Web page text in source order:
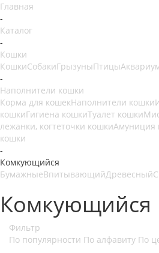
Главная
-
Каталог
-
Кошки
КошкиСобакиГрызуныПтицы
-
Наполнители кошки
Корма для кошекНаполнители кошки
кошкиГигиена кошкиТуалет кошки
лежанки, когтеточки кошкиАмуниция
кошки
-
Комкующийся
БумажныеВпитывающийДревесный
Комкующийся
Фильтр
По популярности По алфавиту По